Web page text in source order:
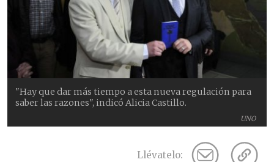
UNO
"Hay que dar más tiempo a esta nueva regulación para
saber las razones", indicó Alicia Castillo.
Llévatelo: